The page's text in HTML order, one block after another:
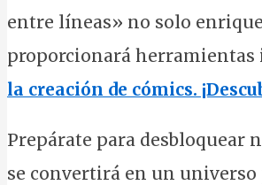
entre líneas» no solo
proporcionará herramientas
la creación de cómics.
Prepárate para desbloquear
se convertirá en un